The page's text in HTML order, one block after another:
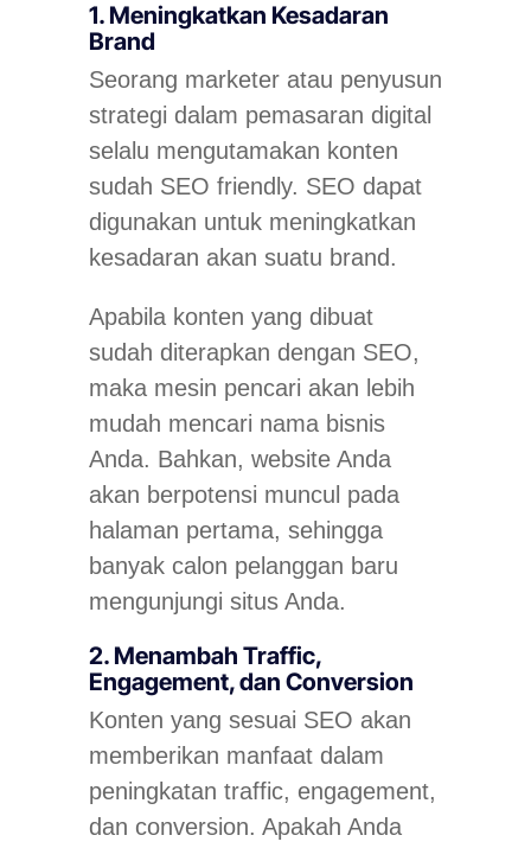
1. Meningkatkan Kesadaran
Brand
Seorang marketer atau penyusun
strategi dalam pemasaran digital
selalu mengutamakan konten
sudah SEO friendly. SEO dapat
digunakan untuk meningkatkan
kesadaran akan suatu brand.
Apabila konten yang dibuat
sudah diterapkan dengan SEO,
maka mesin pencari akan lebih
mudah mencari nama bisnis
Anda. Bahkan, website Anda
akan berpotensi muncul pada
halaman pertama, sehingga
banyak calon pelanggan baru
mengunjungi situs Anda.
2. Menambah Traffic,
Engagement,dan Conversion
Konten yang sesuai SEO akan
memberikan manfaat dalam
peningkatan traffic, engagement,
dan conversion. Apakah Anda